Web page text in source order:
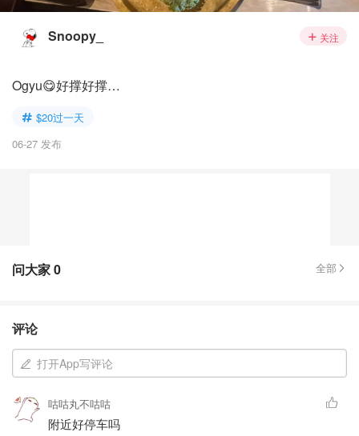
Snoopy_ 关注
Ogyu😋好撑好撑…
$20过一天
06-27 发布
问大家0 全部
评论
打开App写评论
咕咕丸不咕咕
附近好停车吗